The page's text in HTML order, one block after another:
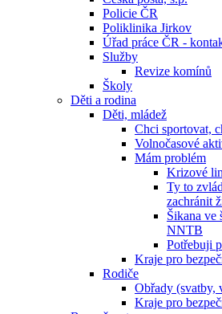
Policie ČR
Poliklinika Jirkov
Úřad práce ČR -
Služby
Revize komínů
Školy
Děti a rodina
Děti, mládež
Chci sportovat,
Volnočasové
Mám problém
Krizové
Ty to
zachránit
Šikana ve
NNTB
Potřebuji
Kraje pro
Rodiče
Obřady (svatby,
Kraje pro